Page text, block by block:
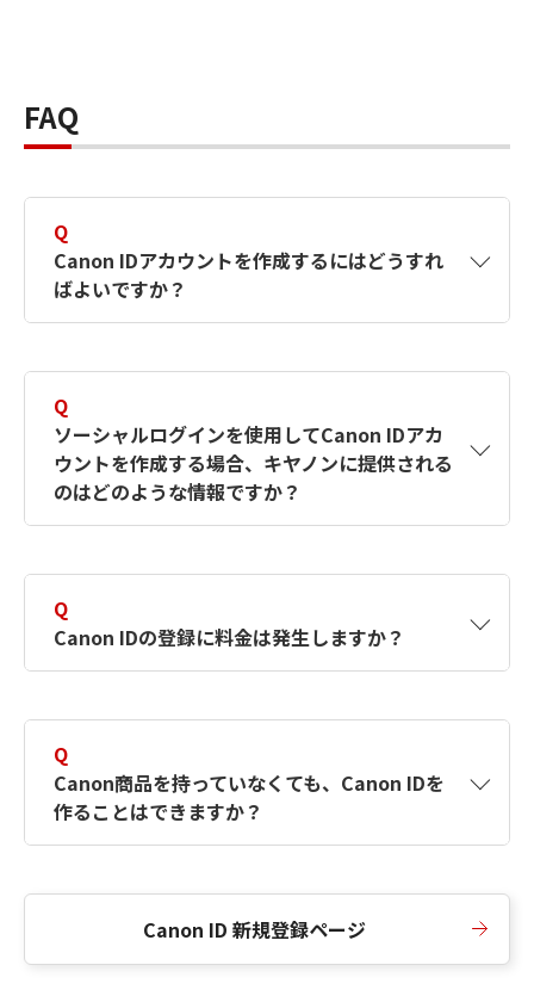
FAQ
Q
Canon IDアカウントを作成するにはどうすれ
ばよいですか？
す。詳しい作成方法は【カメラ】Canon IDとは
何ですか？Canon IDの作成方法は？をご確認く
ださい。
Q
ソーシャルログインを使用してCanon IDアカ
ウントを作成する場合、キヤノンに提供される
のはどのような情報ですか？
択したサービスから取得します。アカウントを
簡単に作成できるように、この情報を使用して
Canon IDの登録フォームを入力します。
Q
Canon IDの登録に料金は発生しますか？
Q
Canon商品を持っていなくても、Canon IDを
作ることはできますか？
Canon ID 新規登録ページ